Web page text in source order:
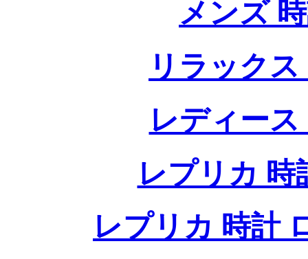
メンズ
リラック
レディー
レプリカ 時
レプリカ 時計